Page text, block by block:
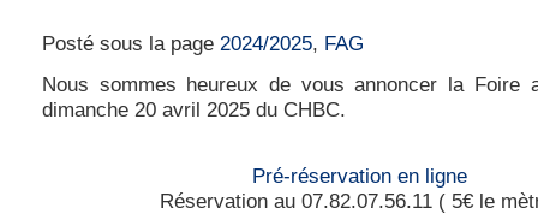
Posté sous la page 2024/2025, FAG
Nous sommes heureux de vous annoncer la Foire
dimanche 20 avril 2025 du CHBC.
Pré-réservation en ligne
Réservation au 07.82.07.56.11 ( 5€ le